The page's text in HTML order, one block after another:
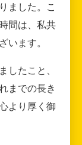
ました。こ
間は、私共
います。
したこと、
までの長き
より厚く御